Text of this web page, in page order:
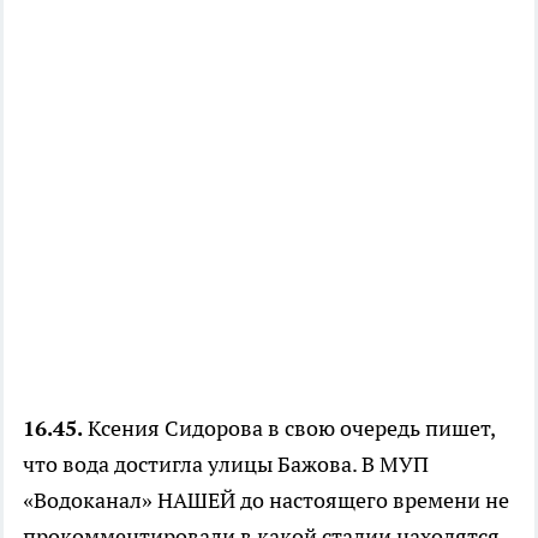
16.45.Ксения Сидорова в свою очередь пишет,
что вода достигла улицы Бажова. В МУП
«Водоканал» НАШЕЙ до настоящего времени не